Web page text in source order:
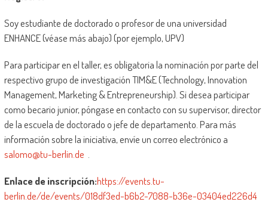
Soy estudiante de doctorado o profesor de una universidad
ENHANCE (véase más abajo) (por ejemplo, UPV)
Para participar en el taller, es obligatoria la nominación por parte del
respectivo grupo de investigación TIM&E (Technology, Innovation
Management, Marketing & Entrepreneurship). Si desea participar
como becario junior, póngase en contacto con su supervisor, director
de la escuela de doctorado o jefe de departamento. Para más
información sobre la iniciativa, envíe un correo electrónico a
salomo@tu-berlin.de .
Enlace de inscripción:https://events.tu-
berlin.de/de/events/018df3ed-b6b2-7088-b36e-03404ed226d4